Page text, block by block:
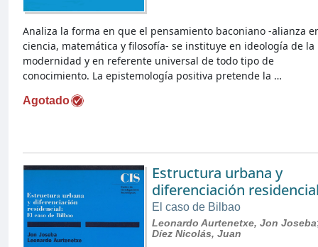
Agotado
Analiza la forma en que el pensamiento baconiano -alianza
ciencia, matemática y filosofía- se instituye en ideología de la
modernidad y en referente universal de todo tipo de
conocimiento. La epistemología positiva pretende la …
Estructura urbana y
diferenciación
El caso de Bilbao
Leonardo Aurtenetxe, Jon Joseba
Díez Nicolás, Juan